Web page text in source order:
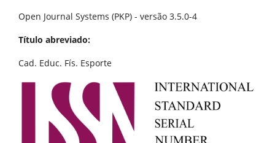
Open Journal Systems (PKP) - versão 3.5.0-4
Título abreviado:
Cad. Educ. Fís. Esporte